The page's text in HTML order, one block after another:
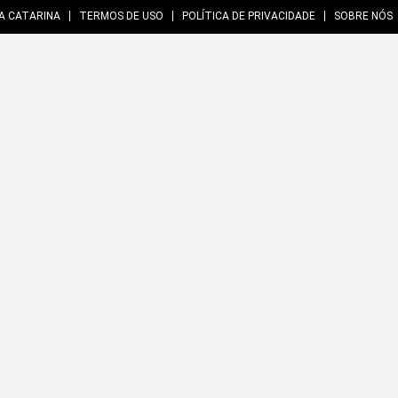
CATARINA TERMOS DE USO POLÍTICA DE PRIVACIDADE SOBRE NÓS